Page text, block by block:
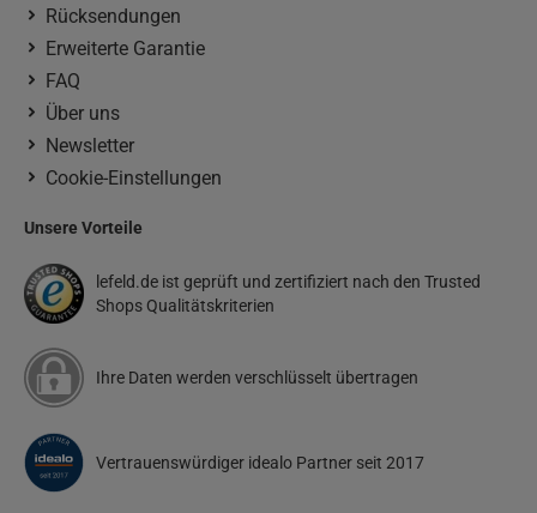
Rücksendungen
Erweiterte Garantie
FAQ
Über uns
Newsletter
Cookie-Einstellungen
Unsere Vorteile
lefeld.de ist geprüft und zertifiziert nach den Trusted
Shops Qualitätskriterien
Ihre Daten werden verschlüsselt übertragen
Vertrauenswürdiger idealo Partner seit 2017